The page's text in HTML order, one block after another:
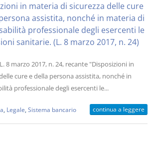
in materia di sicurezza delle cure
assistita, nonché in materia di
professionale degli esercenti le
sanitarie. (L. 8 marzo 2017, n. 24)
8 marzo 2017, n. 24, recante "Disposizioni in
cure e della persona assistita, nonché in
professionale degli esercenti le...
Legale Sistema bancario continua a leggere